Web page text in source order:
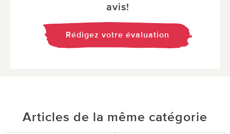
avis!
Rédigez votre évaluation
Articles de la même catégorie